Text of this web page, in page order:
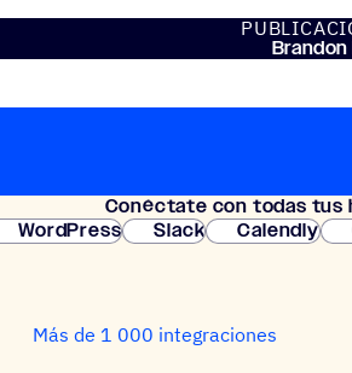
Conéc­tate con todas
WordPress Slack Calendly
Más de 1 000 integraciones